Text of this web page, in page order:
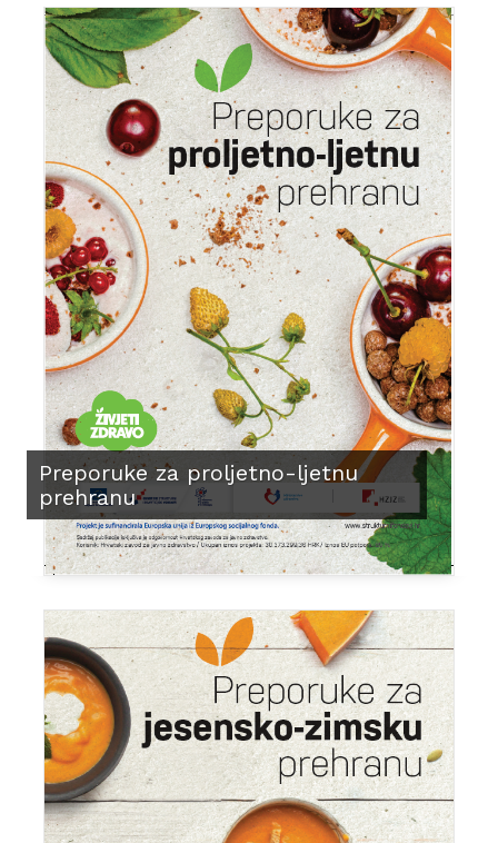
Preporuke za proljetno-ljetnu
prehranu